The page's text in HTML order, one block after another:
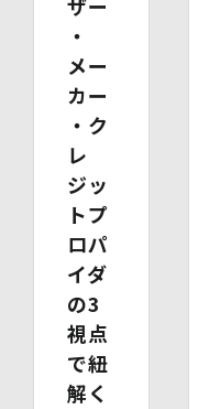
ただくものです。
ただし、必要な項⽬を
の諸⼿続⼜は処理に⽀
ザー
・
メー
カー
・ク
レ
ジッ
トプ
ロパ
イダ
の3
視点
で紐
解く